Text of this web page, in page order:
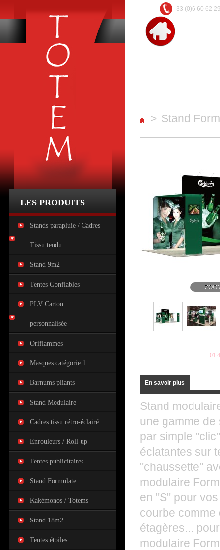
33 (0)6 60 62
LES PRODUITS
Stands parapluie / Cadres
Tissu tendu
Stand 9m2
Tentes Gonflables
PLV Carton
personnalisée
Oriflammes
Masques catégorie 1
Barnums pliants
Stand Modulaire
Cadres tissu rétro-éclairé
Enrouleurs / Roll-up
Tentes publicitaires
Stand Formulate
Kakémonos / Totems
Stand 18m2
Tentes étoiles
> Stand
01
En savoir plus
Stand
une gamme
par simple
éclatantes sur
"chaussette"
modulaire
en "S" pour
courbe comme
étagères...
modulaire